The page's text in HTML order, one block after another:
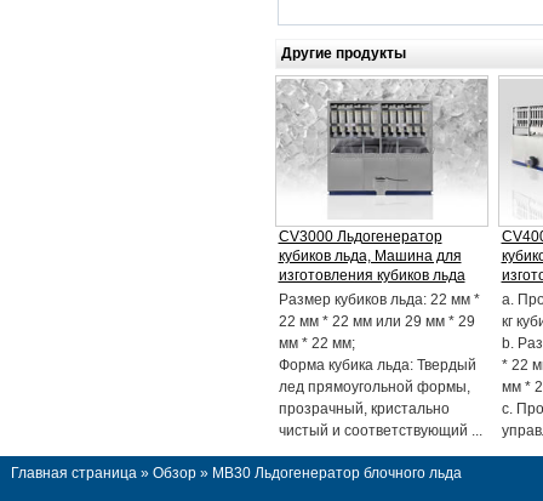
Другие продукты
CV3000 Льдогенератор
кубиков льда, Машина для
изготовления кубиков льда
Размер кубиков льда: 22 мм *
22 мм * 22 мм или 29 мм * 29
мм * 22 мм;
Форма кубика льда: Твердый
лед прямоугольной формы,
прозрачный, кристально
чистый и соответствующий ...
a.
кг
b.
* 22
мм *
c.
Главная страница » Обзор» MB30 Льдогенератор блочного льда